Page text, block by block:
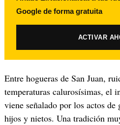
Google de forma gratuita
ACTIVAR
Entre hogueras de San Juan,
temperaturas calurosísimas, el
viene señalado por los actos de
hijos y nietos. Una tradición